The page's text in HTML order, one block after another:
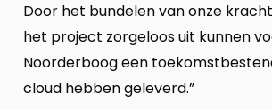
Door het bundelen van onze
het project zorgeloos uit kunnen
Noorderboog een
cloud hebben geleverd.”